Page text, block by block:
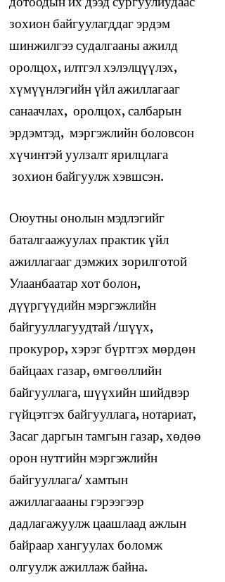
зохион байгуулагддаг эрдэм
шинжилгээ судалгааны ажилд
оролцох, илтгэл хэлэлцүүлэх,
хүмүүнлэгийн үйл ажиллагааг
санаачлах, оролцох, салбарын
эрдэмтэд, мэргэжлийн боловсон
хүчинтэй уулзалт ярилцлага
зохион байгуулж хэвшсэн.
Оюутны онолын мэдлэгийг
баталгаажуулах практик үйл
ажиллагааг дэмжих зорилготой
Улаанбаатар хот болон,
дүүргүүдийн мэргэжлийн
байгууллагуудтай /шүүх,
прокурор, хэрэг бүртгэх мөрдөн
байцаах газар, өмгөөллийн
байгууллага, шүүхийн шийдвэр
гүйцэтгэх байгууллага, нотариат,
Засаг даргын тамгын газар, хөдөө
орон нутгийн мэргэжлийн
байгууллага/ хамтын
ажиллагаааны гэрээгээр
дадлагажуулж цаашлаад ажлын
байраар хангуулах боломж
олгуулж ажиллаж байна.